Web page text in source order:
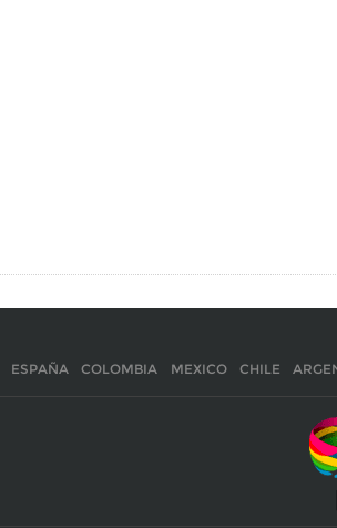
ESPAÑA COLOMBIA MEXICO CHILE